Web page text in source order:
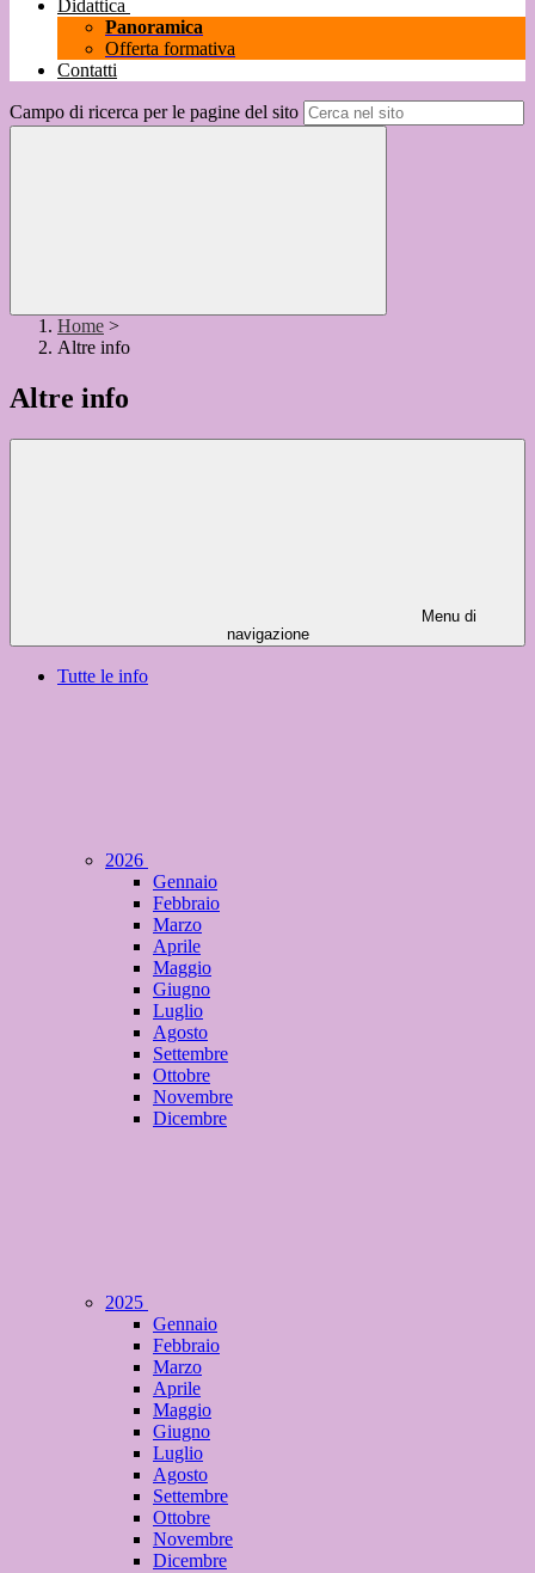
Didattica
Panoramica
Offerta formativa
Contatti
Campo di ricerca per le pagine del sito
Home >
Altre info
Altre info
Menu di
navigazione
Tutte le info
2026
Gennaio
Febbraio
Marzo
Aprile
Maggio
Giugno
Luglio
Agosto
Settembre
Ottobre
Novembre
Dicembre
2025
Gennaio
Febbraio
Marzo
Aprile
Maggio
Giugno
Luglio
Agosto
Settembre
Ottobre
Novembre
Dicembre